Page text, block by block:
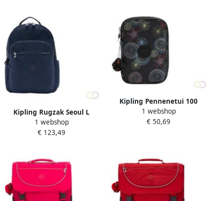
Kipling Rugzak Seoul L
"Blue Bleu 2"
1 webshop
€ 123,49
Kipling Pennenetui 100
Pens "Homemade Stars"
1 webshop
€ 50,69